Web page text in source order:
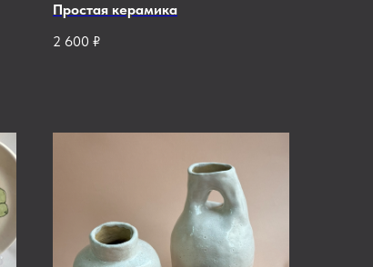
Простая керамика
2 600 ₽